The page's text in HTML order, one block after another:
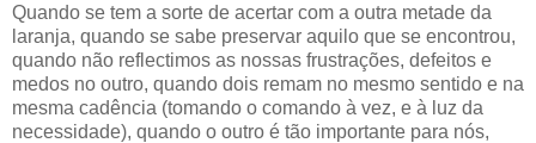
Quando se tem a sorte de acertar com a outra metade da
laranja, quando se sabe preservar aquilo que se encontrou,
quando não reflectimos as nossas frustrações, defeitos e
medos no outro, quando dois remam no mesmo sentido e na
mesma cadência (tomando o comando à vez, e à luz da
necessidade), quando o outro é tão importante para nós,